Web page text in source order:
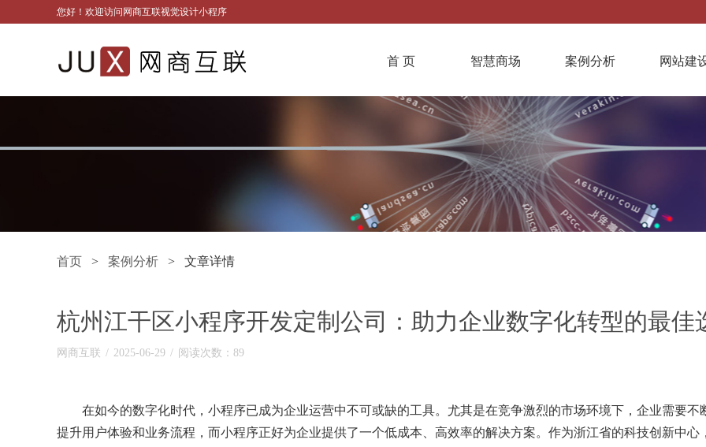
您好！欢迎访问网商互联视觉设计小程序
首 页 智慧商场 案例分析 网站建
首页 > 案例分析 > 文章详情
杭州江干区小程序开发定制公司：助力企业数字化转型的最佳
网商互联 / 2025-06-29 / 阅读次数：89
在如今的数字化时代，小程序已成为企业运营中不可或缺的工具。尤其是在竞争激烈的市场环境下，企业需要不
提升用户体验和业务流程，而小程序正好为企业提供了一个低成本、高效率的解决方案。作为浙江省的科技创新中心